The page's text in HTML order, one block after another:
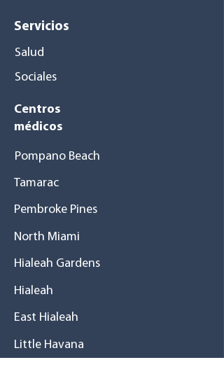
Servicios
Salud
Sociales
Centros
médicos
Pompano Beach
Tamarac
North Miami
Hialeah Gardens
Hialeah
East Hialeah
Little Havana
Pembroke Pines